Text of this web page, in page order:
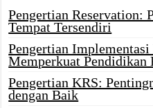
Pengertian Reservation:
Tempat Tersendiri
Pengertian
Memperkuat Pendidikan
Pengertian KRS:
dengan Baik